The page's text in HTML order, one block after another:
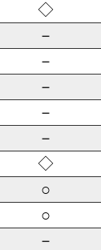
◇
－
－
－
－
－
◇
○
○
－